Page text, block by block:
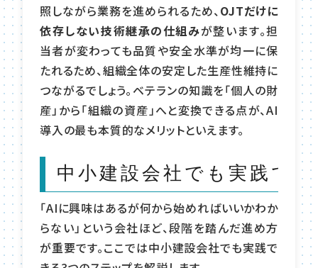
照しながら業務を進められるため、OJTだけに
依存しない技術継承の仕組みが整います。担
当者が変わっても品質や安全水準が均一に保
たれるため、組織全体の安定した生産性維持に
つながるでしょう。ベテランの知識を「個人の財
産」から「組織の資産」へと変換できる点が、AI
導入の最も本質的なメリットといえます。
中小建設会社でも実践で
「AIに興味はあるが何から始めればいいかわか
らない」という会社ほど、段階を踏んだ進め方
が重要です。ここでは中小建設会社でも実践で